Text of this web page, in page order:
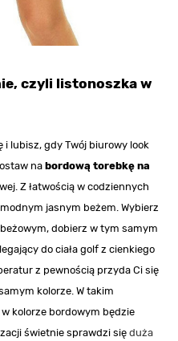
czyli listonoszka w
lubisz, gdy Twój biurowy look
na bordową torebkę na
Z łatwością w codziennych
jasnym beżem. Wybierz
dobierz w tym samym
do ciała golf z cienkiego
z pewnością przyda Ci się
kolorze. W takim
kolorze bordowym będzie
świetnie sprawdzi sięduża